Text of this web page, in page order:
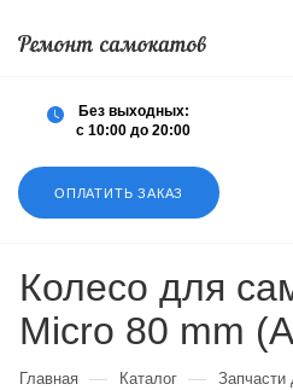
ОПЛАТИТЬ ЗАКАЗ
Без выходных:
с 10:00 до 20:00
Колесо для
Micro 80 mm
Главная — Каталог — Запчасти